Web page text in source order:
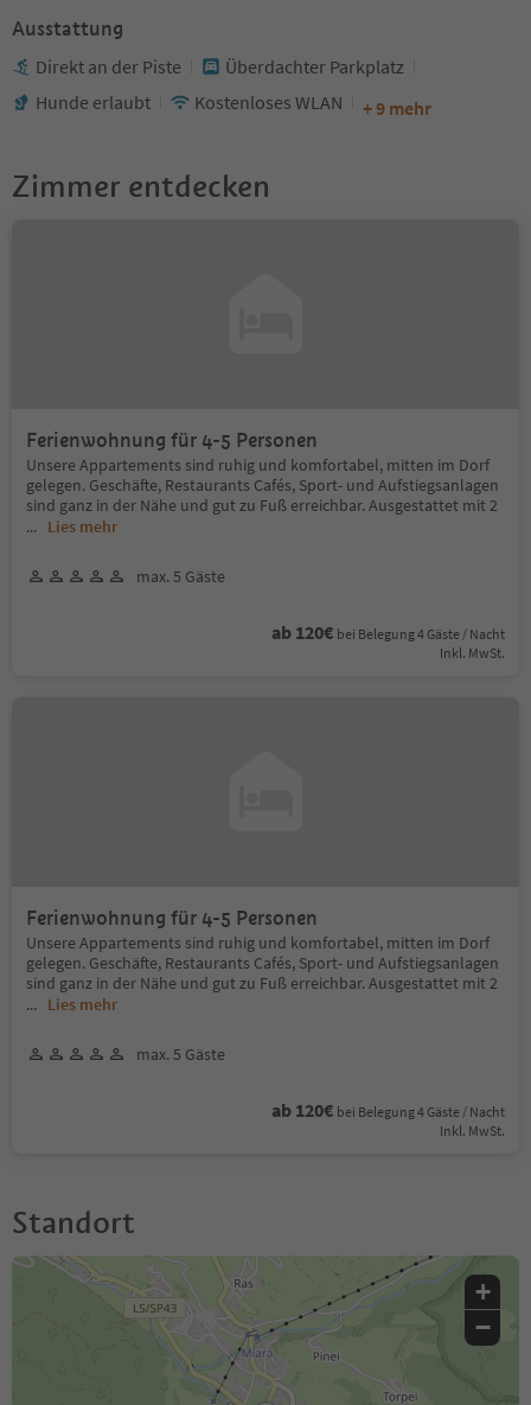
Ausstattung
Direkt an der Piste
Überdachter Parkplatz
Hunde erlaubt
Kostenloses WLAN + 9 mehr
Zimmer entdecken
Ferienwohnung für 4-5 Personen
Unsere Appartements sind ruhig und komfortabel, mitten im Dorf
gelegen. Geschäfte, Restaurants Cafés, Sport- und Aufstiegsanlagen
sind ganz in der Nähe und gut zu Fuß erreichbar. Ausgestattet mit 2
... Lies mehr
max. 5 Gäste
ab 120€ bei Belegung 4 Gäste / Nacht
Inkl. MwSt.
Ferienwohnung für 4-5 Personen
Unsere Appartements sind ruhig und komfortabel, mitten im Dorf
gelegen. Geschäfte, Restaurants Cafés, Sport- und Aufstiegsanlagen
sind ganz in der Nähe und gut zu Fuß erreichbar. Ausgestattet mit 2
... Lies mehr
max. 5 Gäste
ab 120€ bei Belegung 4 Gäste / Nacht
Inkl. MwSt.
Standort
+
−